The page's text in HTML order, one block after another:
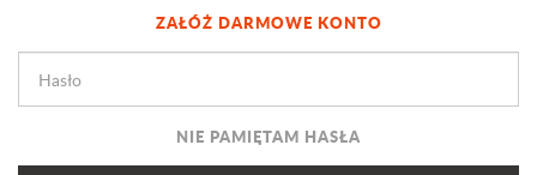
ZAŁÓŻ DARMOWE KONTO
NIE PAMIĘTAM HASŁA